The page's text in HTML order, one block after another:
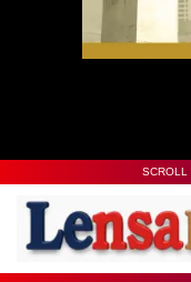
SCROLL